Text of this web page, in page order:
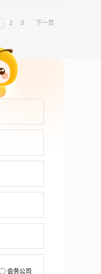
2 3 下一页
会务公司